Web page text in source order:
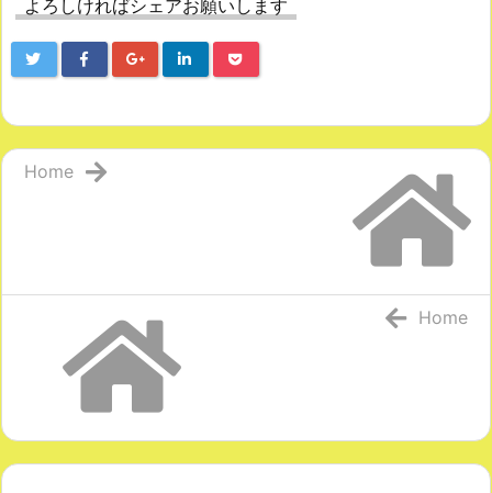
よろしければシェアお願いします
Home
Home